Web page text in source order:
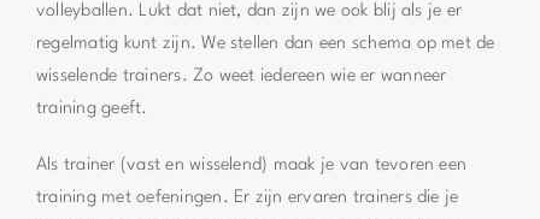
volleyballen. Lukt dat niet, dan zijn we ook blij als je er
regelmatig kunt zijn. We stellen dan een schema op met de
wisselende trainers. Zo weet iedereen wie er wanneer
training geeft.
Als trainer (vast en wisselend) maak je van tevoren een
training met oefeningen. Er zijn ervaren trainers die je